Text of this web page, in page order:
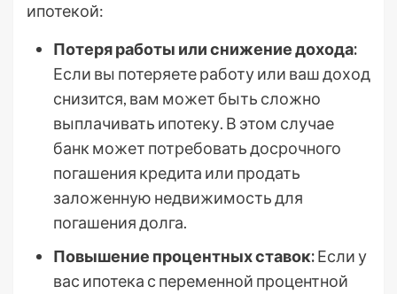
ипотекой:
Потеря работы или снижение дохода:
Если вы потеряете работу или ваш доход
снизится, вам может быть сложно
выплачивать ипотеку. В этом случае
банк может потребовать досрочного
погашения кредита или продать
заложенную недвижимость для
погашения долга.
Повышение процентных ставок:Если у
вас ипотека с переменной процентной